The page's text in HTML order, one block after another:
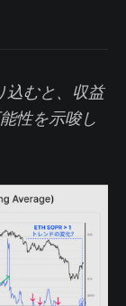
込むと、収益
性を示唆し